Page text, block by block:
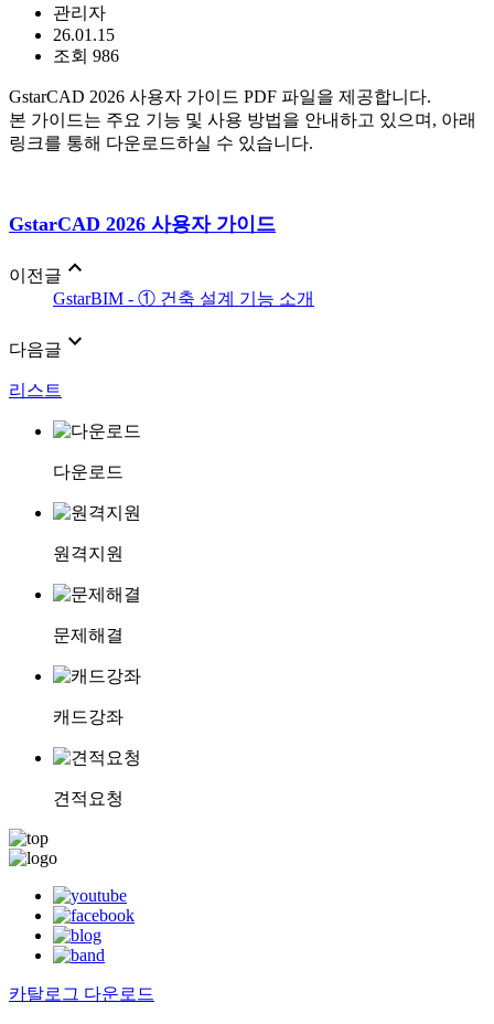
관리자
26.01.15
조회 986
GstarCAD 2026 사용자 가이드 PDF 파일을 제공합니다.
본 가이드는 주요 기능 및 사용 방법을 안내하고 있으며, 아래
링크를 통해 다운로드하실 수 있습니다.
GstarCAD 2026 사용자 가이드
이전글 expand_less
GstarBIM - ① 건축 설계 기능 소개
다음글 expand_more
리스트
다운로드
원격지원
문제해결
캐드강좌
견적요청
카탈로그 다운로드